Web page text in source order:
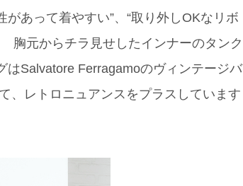
あって着やすい”、“取り外しOKなリボ
胸元からチラ見せしたインナーのタンク
Salvatore Ferragamoのヴィンテージバ
、レトロニュアンスをプラスしています